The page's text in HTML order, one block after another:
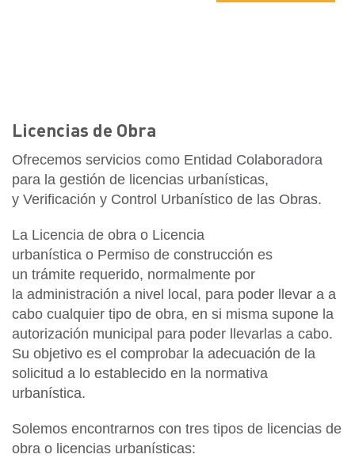
Licencias de Obra
Ofrecemos servicios como Entidad Colaboradora
para la gestión de licencias urbanísticas,
y Verificación y Control Urbanístico de las Obras.
La Licencia de obra o Licencia
urbanística o Permiso de construcción es
un trámite requerido, normalmente por
la administración a nivel local, para poder llevar a a
cabo cualquier tipo de obra, en si misma supone la
autorización municipal para poder llevarlas a cabo.
Su objetivo es el comprobar la adecuación de la
solicitud a lo establecido en la normativa
urbanística.
Solemos encontrarnos con tres tipos de licencias de
obra o licencias urbanísticas: